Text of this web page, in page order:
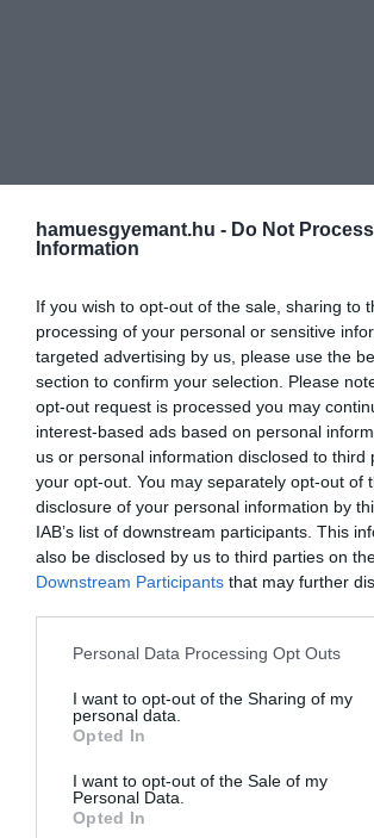
hamuesgyemant.hu - Do Not
Information
If you wish to opt-out of the sale, sharing to
processing of your personal or sensitive
targeted advertising by us, please use the
section to confirm your selection. Please
opt-out request is processed you may
interest-based ads based on personal
us or personal information disclosed to third
your opt-out. You may separately opt-out of
disclosure of your personal information by
IAB’s list of downstream participants. This
also be disclosed by us to third parties on
Downstream Participants that may further
Please note that this website/app uses one
not limited to your visit or usage behaviour.
grant or deny consent to Google and its
use your data for below specified purposes
consent section.
Personal Data Processing Opt Outs
I want to opt-out of the Sharing of my
personal data.
Opted In
I want to opt-out of the Sale of my
Personal Data.
Opted In
Ye Guangfu és Li Guangsu, a kínai
Két kínai asztronauta